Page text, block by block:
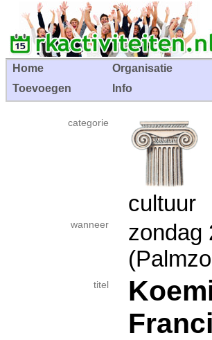
Home Organisatie
Toevoegen
Info
categorie
cultuur
wanneer
titel